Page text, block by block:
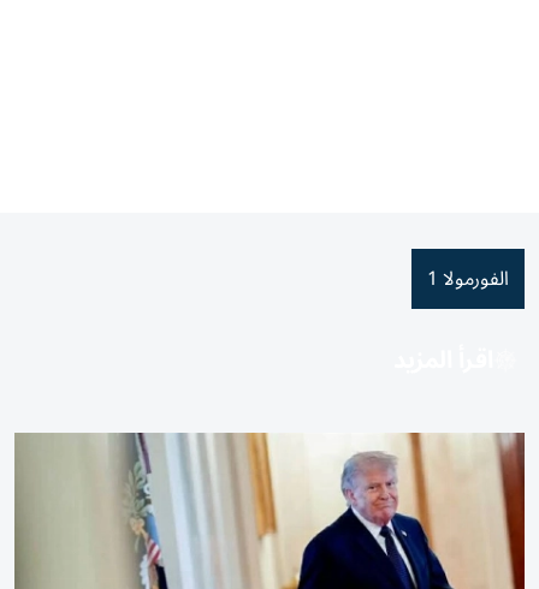
الفورمولا 1